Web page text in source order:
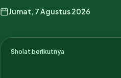
Jumat, 7 Agustus 2026
Sholat berikutnya